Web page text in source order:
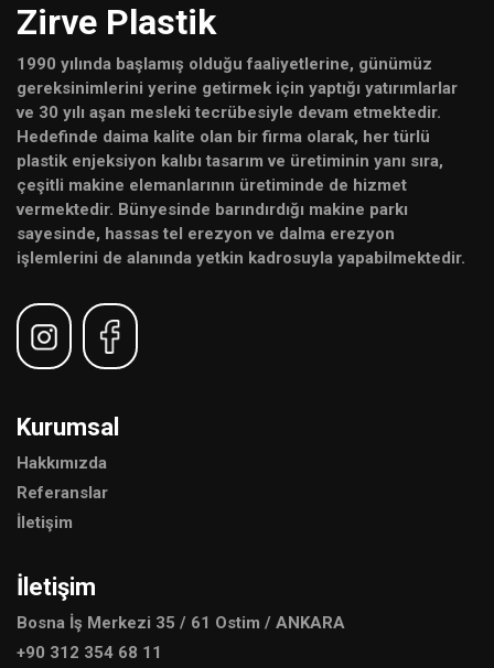
Zirve Plastik
1990 yılında başlamış olduğu faaliyetlerine, günümüz
gereksinimlerini yerine getirmek için yaptığı yatırımlarlar
ve 30 yılı aşan mesleki tecrübesiyle devam etmektedir.
Hedefinde daima kalite olan bir firma olarak, her türlü
plastik enjeksiyon kalıbı tasarım ve üretiminin yanı sıra,
çeşitli makine elemanlarının üretiminde de hizmet
vermektedir. Bünyesinde barındırdığı makine parkı
sayesinde, hassas tel erezyon ve dalma erezyon
işlemlerini de alanında yetkin kadrosuyla yapabilmektedir.
Kurumsal
Hakkımızda
Referanslar
İletişim
İletişim
Bosna İş Merkezi 35 / 61 Ostim / ANKARA
+90 312 354 68 11